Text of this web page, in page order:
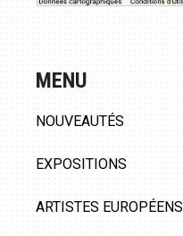
MENU
NOUVEAUTÉS
EXPOSITIONS
ARTISTES EUROPÉENS